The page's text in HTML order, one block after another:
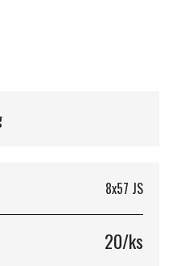
8x57 JS
20/ks